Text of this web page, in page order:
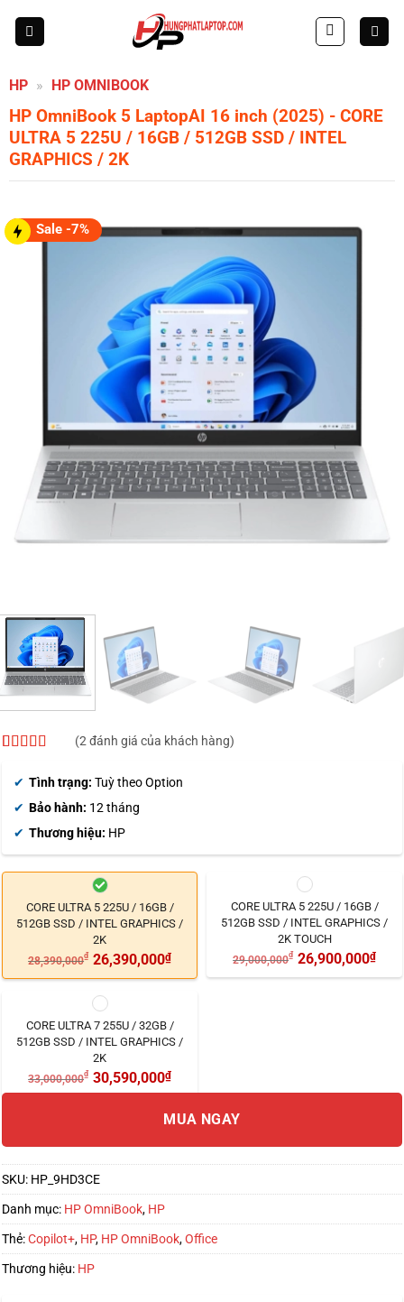
HP » HP OMNIBOOK
HP OmniBook 5 LaptopAI 16 inch (2025) - CORE
ULTRA 5 225U / 16GB / 512GB SSD / INTEL
GRAPHICS / 2K
Sale -7%
dựa trên
đánh giá
(2đánh giá của khách hàng)
Tình trạng: Tuỳ theo Option
Bảo hành: 12 tháng
Thương hiệu: HP
CORE ULTRA 5 225U / 16GB /
512GB SSD / INTEL GRAPHICS /
2K
28,390,000₫ 26,390,000₫
CORE ULTRA 5 225U / 16GB /
512GB SSD / INTEL GRAPHICS /
2K TOUCH
29,000,000₫ 26,900,000₫
CORE ULTRA 7 255U / 32GB /
512GB SSD / INTEL GRAPHICS /
2K
33,000,000₫ 30,590,000₫
MUA NGAY
SKU: HP_9HD3CE
Danh mục: HP OmniBook, HP
Thẻ:Copilot+, HP, HP OmniBook,Office
Thương hiệu: HP